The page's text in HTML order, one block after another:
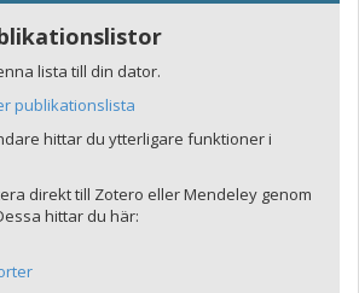
lista till din dator.
publikationslista
hittar du ytterligare funktioner i
direkt till Zotero eller Mendeley genom
hittar du här: